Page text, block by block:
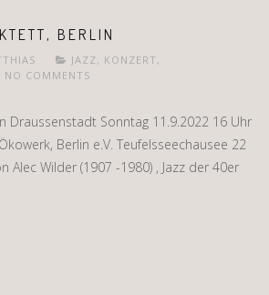
BERLIN
JAZZ, KONZERT ,
NO COMMENTS
Draussenstadt Sonntag 11.9.2022 16 Uhr
Berlin e.V. Teufelsseechausee 22
Alec Wilder (1907 -1980) , Jazz der 40er